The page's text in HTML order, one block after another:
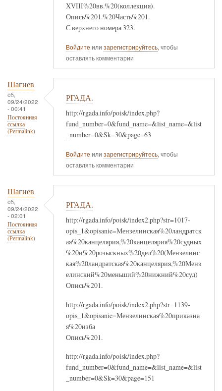
XVIII%20вв.%20(коллекция).
Опись%201.%20Часть%201.
С верхнего номера 323.
Войдите или зарегистрируйтесь, чтобы
оставлять комментарии
Шагиев
сб,
09/24/2022
- 00:41
Постоянная
ссылка
(Permalink)
РГАДА.
http://rgada.info/poisk/index.php?
fund_number=0&fund_name=&list_name=&list
_number=0&Sk=30&page=63
Войдите или зарегистрируйтесь, чтобы
оставлять комментарии
Шагиев
сб,
09/24/2022
- 02:01
Постоянная
ссылка
(Permalink)
РГАДА.
http://rgada.info/poisk/index2.php?str=1017-
opis_1&opisanie=Мензелинская%20ландратск
ая%20канцелярия,%20канцелярия%20судных
%20и%20розыскных%20дел%20(Мензелинс
кая%20ландратская%20канцелярия,%20Менз
елинский%20меньший%20нижний%20суд)
Опись%201.
http://rgada.info/poisk/index2.php?str=1139-
opis_1&opisanie=Мензелинская%20приказна
я%20изба
Опись%201.
http://rgada.info/poisk/index.php?
fund_number=0&fund_name=&list_name=&list
_number=0&Sk=30&page=151